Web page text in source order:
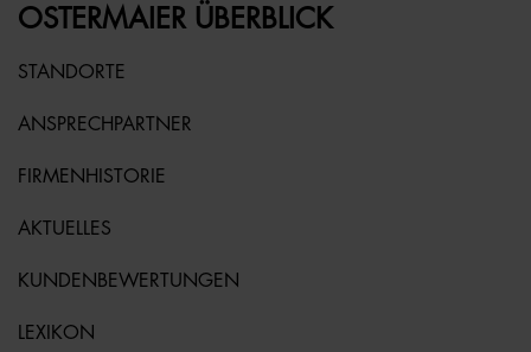
OSTERMAIER ÜBERBLICK
STANDORTE
ANSPRECHPARTNER
FIRMENHISTORIE
AKTUELLES
KUNDENBEWERTUNGEN
LEXIKON